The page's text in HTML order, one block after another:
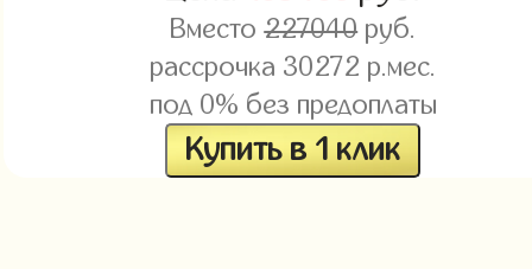
Вместо227040руб.
рассрочка 30272 р.мес.
под 0% без предоплаты
Купить в 1 клик